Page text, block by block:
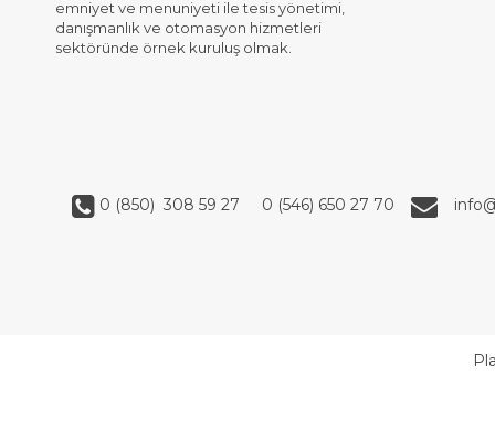
emniyet ve menuniyeti ile tesis yönetimi,
danışmanlık ve otomasyon hizmetleri
sektöründe örnek kuruluş olmak.
0 (850) 308 59 27 0 (546) 650 27 70